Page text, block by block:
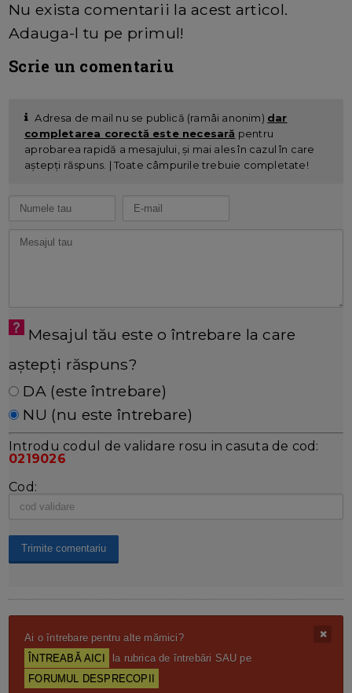
Nu exista comentarii la acest articol.
Adauga-l tu pe primul!
Scrie un comentariu
Adresa de mail nu se publică (ramâi anonim) dar
completarea corectă este necesară pentru
aprobarea rapidă a mesajului, și mai ales în cazul în care
aștepți răspuns. | Toate câmpurile trebuie completate!
Mesajul tău este o întrebare la care
aștepți răspuns?
DA (este întrebare)
NU (nu este întrebare)
Introdu codul de validare rosu in casuta de cod:
0219026
Cod:
Ai o întrebare pentru alte mămici?
ÎNTREABĂ AICI
la rubrica de întrebări SAU pe
FORUMUL DESPRECOPII